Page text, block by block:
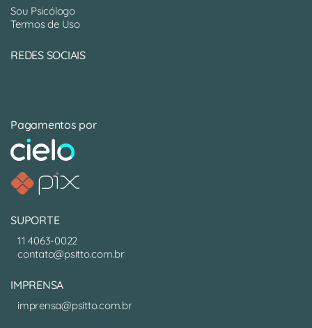
Sou Psicólogo
Termos de Uso
REDES SOCIAIS
Pagamentos por
SUPORTE
11 4063-0022
contato@psitto.com.br
IMPRENSA
imprensa@psitto.com.br